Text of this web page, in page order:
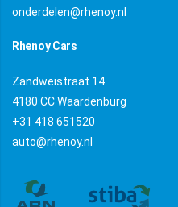
onderdelen@rhenoy.nl
Rhenoy Cars
Zandweistraat 14
4180 CC Waardenburg
+31 418 651520
auto@rhenoy.nl